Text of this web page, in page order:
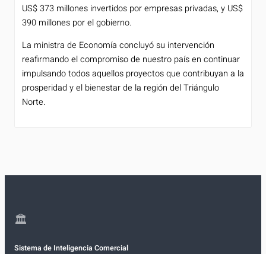
US$ 373 millones invertidos por empresas privadas, y US$
390 millones por el gobierno.
La ministra de Economía concluyó su intervención
reafirmando el compromiso de nuestro país en continuar
impulsando todos aquellos proyectos que contribuyan a la
prosperidad y el bienestar de la región del Triángulo
Norte.
🏛
Sistema de Inteligencia Comercial